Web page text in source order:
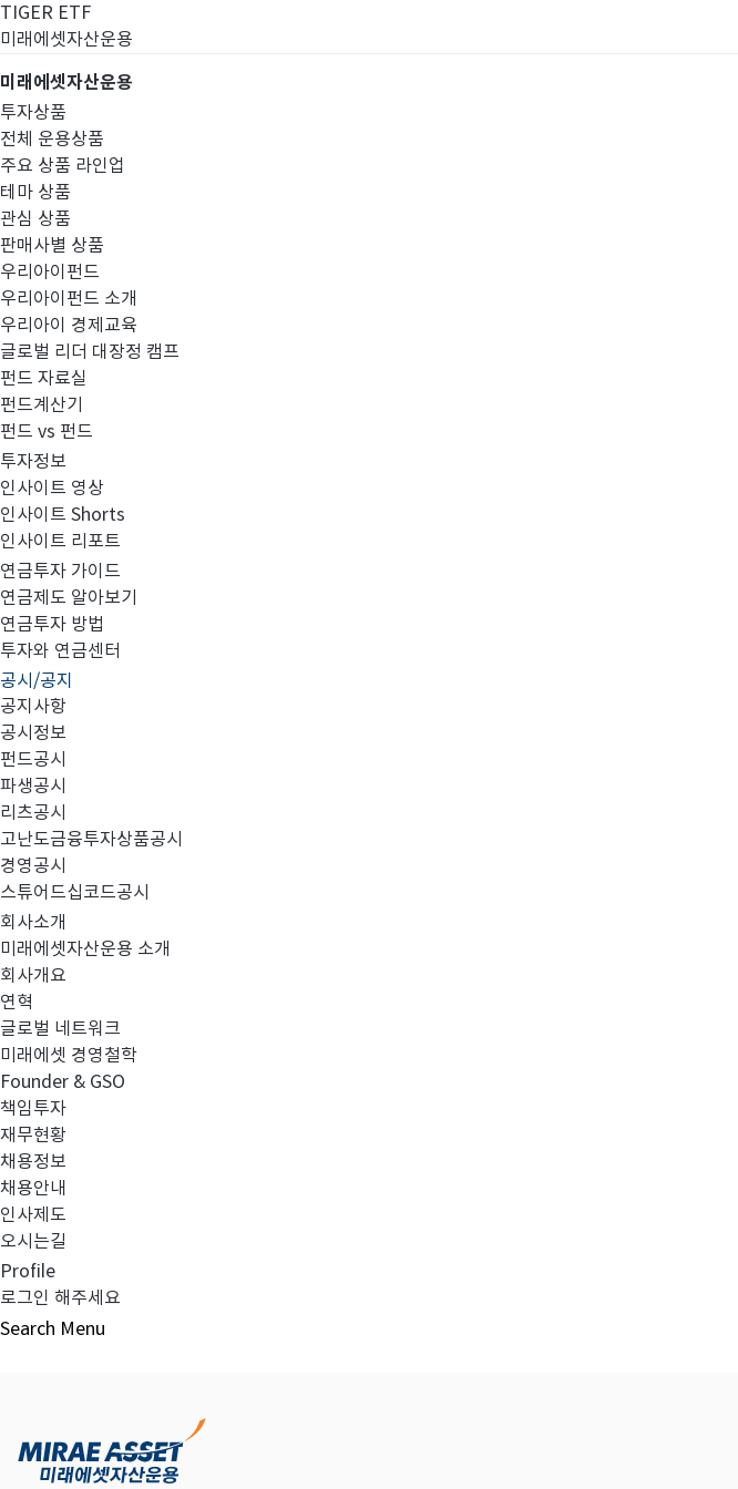
TIGER ETF
미래에셋자산운용
미래에셋자산운용
투자상품
전체 운용상품
주요 상품 라인업
테마 상품
관심 상품
판매사별 상품
우리아이펀드
우리아이펀드 소개
우리아이 경제교육
글로벌 리더 대장정 캠프
펀드 자료실
펀드계산기
펀드 vs 펀드
투자정보
인사이트 영상
인사이트 Shorts
인사이트 리포트
연금투자 가이드
연금제도 알아보기
연금투자 방법
투자와 연금센터
공시/공지
공지사항
공시정보
펀드공시
파생공시
리츠공시
고난도금융투자상품공시
경영공시
스튜어드십코드공시
회사소개
미래에셋자산운용 소개
회사개요
연혁
글로벌 네트워크
미래에셋 경영철학
Founder & GSO
책임투자
재무현황
채용정보
채용안내
인사제도
오시는길
Profile
로그인 해주세요
Search Menu
고난도금융투자상품
고난도금융투자상품_공시_20220407
이전글
다음글
목록보기